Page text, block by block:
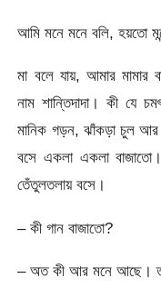
আমি মনে মনে বলি, হয়তো
মা বলে যায়, আমার মামার
নাম শান্তিদাদা। কী যে
মানিক গড়ন, ঝাঁকড়া চুল আর
বসে একলা একলা
তেঁতুলতলায় বসে।
– কী গান বাজাতো?
– অত কী আর মনে আছে। তবে